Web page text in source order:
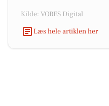
Kilde: VORES Digital
Læs hele artiklen her